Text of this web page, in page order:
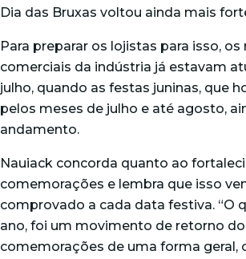
Dia das Bruxas voltou ainda mais
Para preparar os lojistas para isso,
comerciais da indústria já estavam
julho, quando as festas juninas, que
pelos meses de julho e até agosto,
andamento.
Nauiack concorda quanto ao
comemorações e lembra que isso
comprovado a cada data festiva. “O
ano, foi um movimento de retorno
comemorações de uma forma geral,